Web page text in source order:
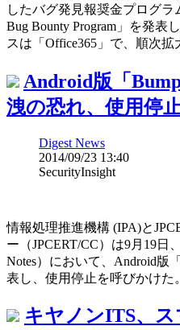
したバグ発見報奨金プログラ
Bug Bounty Program」を発表
スは「Office365」で、順次拡
Android版「
洩の恐れ、使用停
Digest News
2014/09/23 13:40
SecurityInsight
情報処理推進機構 (IPA)と
ー（JPCERT/CC）は9月19日
Notes）において、Android版
表し、使用停止を呼びかけた。
キヤノンITS、